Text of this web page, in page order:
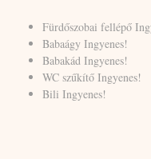
Fürdőszobai fellépő
Babaágy Ingyenes!
Babakád Ingyenes!
WC szűkítő Ingyenes!
Bili Ingyenes!